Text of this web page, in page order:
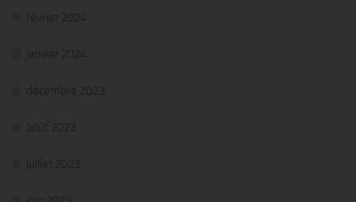
février 2024
janvier 2024
décembre 2023
août 2023
juillet 2023